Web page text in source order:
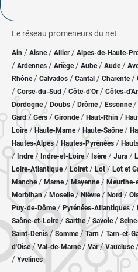
Le réseau promeneurs du net
Ain / Aisne/ Allier/ Alpes-de-Haute-
/ Ardennes / Ariège/ Aube/ Aude /
Rhône/ Calvados / Cantal / Charente /
/ Corse-du-Sud / Côte-d'Or / Côtes-
Dordogne/ Doubs / Drôme/ Essonne /
Gard/Gers / Gironde/ Haut-Rhin /
Loire/Haute-Marne/ Haute-Saône/
Hautes-Alpes/ Hautes-Pyrénées /
/ Indre/ Indre-et-Loire/ Isère/ Jura /
Loire-Atlantique/ Loiret / Lot/ Lot et
Manche/ Marne/ Mayenne/ Meurthe-
Morbihan/ Moselle/ Nièvre / Nord/
Puy-de-Dôme/ Pyrénées-Atlantiques /
Saône-et-Loire/ Sarthe/ Savoie/
Saint-Denis /Somme/ Tarn / Tarn-et-
d'Oise/ Val-de-Marne/Var/Vaucluse
/ Yvelines